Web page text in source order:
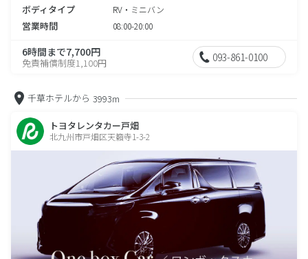
ボディタイプ RV・ミニバン
営業時間 08:00-20:00
6時間まで7,700円
免責補償制度1,100円 093-861-0100
千草ホテルから 3993m
トヨタレンタカー戸畑
北九州市戸畑区天籟寺1-3-2